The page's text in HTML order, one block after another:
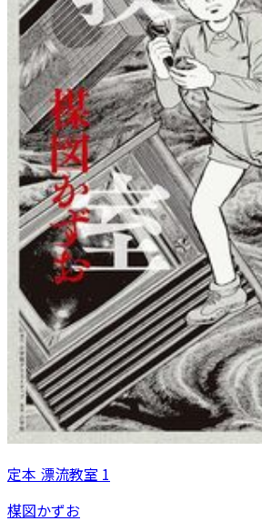
定本 漂流教室 1
楳図かずお